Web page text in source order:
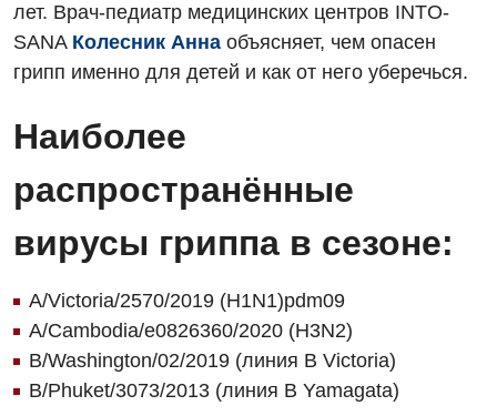
лет. Врач-педиатр медицинских центров INTO-
SANA Колесник Анна объясняет, чем опасен
грипп именно для детей и как от него уберечься.
Наиболее
распространённые
вирусы гриппа в сезоне:
A/Victoria/2570/2019 (H1N1)pdm09
A/Cambodia/e0826360/2020 (H3N2)
B/Washington/02/2019 (линия B Victoria)
B/Phuket/3073/2013 (линия B Yamagata)